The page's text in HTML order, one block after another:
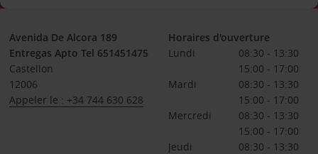
Avenida De Alcora 189
Entregas Apto Tel 651451475
Castellon
12006
Appeler le : +34 744 630 628
Horaires d'ouverture
Lundi
08:30 - 13:30
15:00 - 17:00
Mardi
08:30 - 13:30
15:00 - 17:00
Mercredi
08:30 - 13:30
15:00 - 17:00
Jeudi
08:30 - 13:30